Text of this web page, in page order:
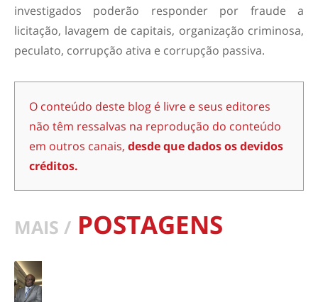
investigados poderão responder por fraude a
licitação, lavagem de capitais, organização criminosa,
peculato, corrupção ativa e corrupção passiva.
O conteúdo deste blog é livre e seus editores
não têm ressalvas na reprodução do conteúdo
em outros canais, desde que dados os devidos
créditos.
MAIS / POSTAGENS